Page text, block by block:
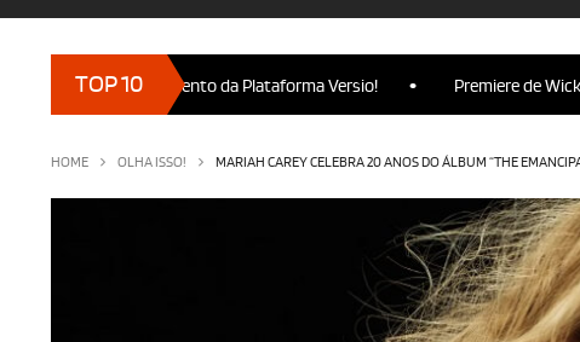
TOP 10
no Lançamento da Plataforma Versio! • Premiere de Wicked
HOME OLHA ISSO! MARIAH CAREY CELEBRA 20 ANOS DO ÁLBUM “THE